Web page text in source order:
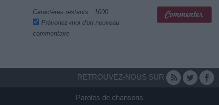
Caractères restants : 1000
Prévenez-moi d'un nouveau
commentaire
RETROUVEZ-NOUS SUR
Paroles de chansons